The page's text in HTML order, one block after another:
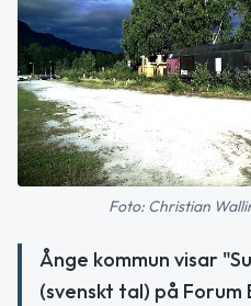
Foto: Christian
Ånge kommun visar
(svenskt tal) på Forum